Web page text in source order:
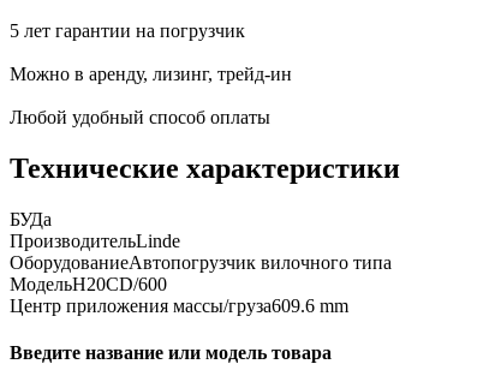
5 лет гарантии на погрузчик
Можно в аренду, лизинг, трейд-ин
Любой удобный способ оплаты
Технические характеристики
БУДа
ПроизводительLinde
ОборудованиеАвтопогрузчик вилочного типа
МодельH20CD/600
Центр приложения массы/груза609.6 mm
Введите название или модель товара